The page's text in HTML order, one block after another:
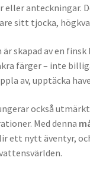
eller anteckningar.
sitt tjocka,
är skapad av en
färger – inte
av, upptäcka
också
Med denna
ett nytt äventyr,